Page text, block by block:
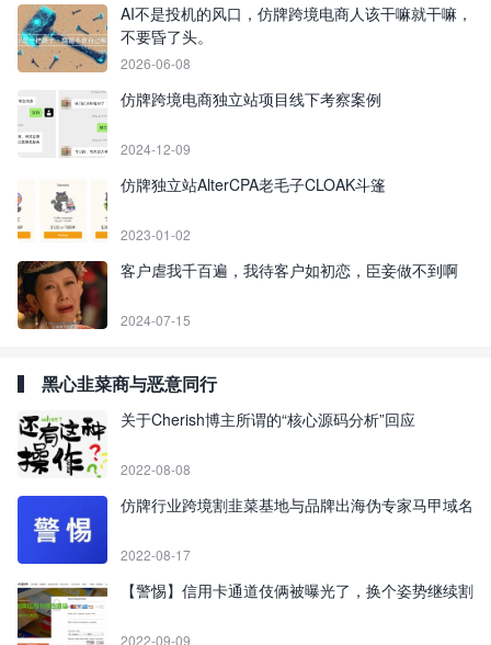
AI不是投机的风口，仿牌跨境电商人该干嘛就干嘛，
不要昏了头。
2026-06-08
仿牌跨境电商独立站项目线下考察案例
2024-12-09
仿牌独立站AlterCPA老毛子CLOAK斗篷
2023-01-02
客户虐我千百遍，我待客户如初恋，臣妾做不到啊
2024-07-15
黑心韭菜商与恶意同行
关于Cherish博主所谓的“核心源码分析”回应
2022-08-08
仿牌行业跨境割韭菜基地与品牌出海伪专家马甲域名
2022-08-17
【警惕】信用卡通道伎俩被曝光了，换个姿势继续割
2022-09-09